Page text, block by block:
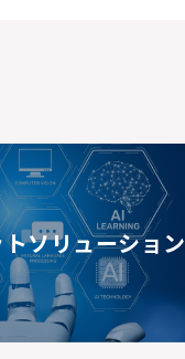
ソリューション